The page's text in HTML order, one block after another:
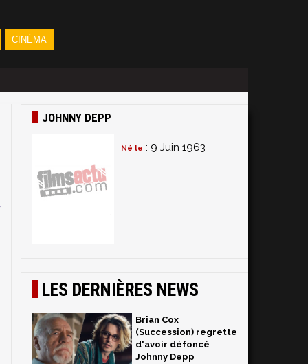
CINÉMA
JOHNNY DEPP
Né le : 9 Juin 1963
LES DERNIÈRES NEWS
Brian Cox
(Succession) regrette
d'avoir défoncé
Johnny Depp